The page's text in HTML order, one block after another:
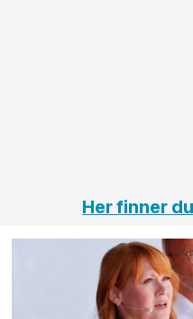
Her finner